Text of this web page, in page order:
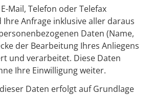
Mail, Telefon oder Telefax
Anfrage inklusive aller daraus
Daten (Name,
der Bearbeitung Ihres Anliegens
und verarbeitet. Diese Daten
Ihre Einwilligung weiter.
Daten erfolgt auf Grundlage